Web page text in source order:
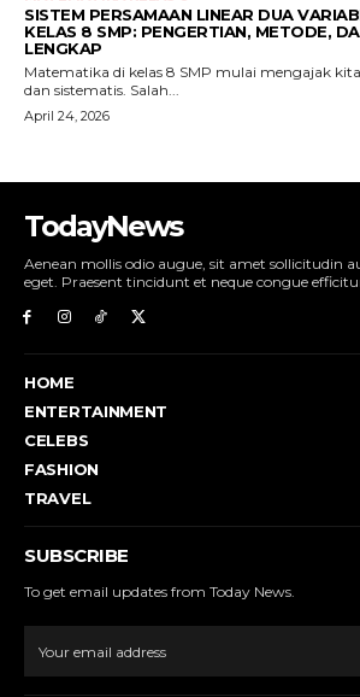
TodayNews
Aenean mollis odio augue, sit amet sollicitudin
eget. Praesent tincidunt et neque congue
HOME
ENTERTAINMENT
CELEBS
FASHION
TRAVEL
SUBSCRIBE
To get email updates from Today News.